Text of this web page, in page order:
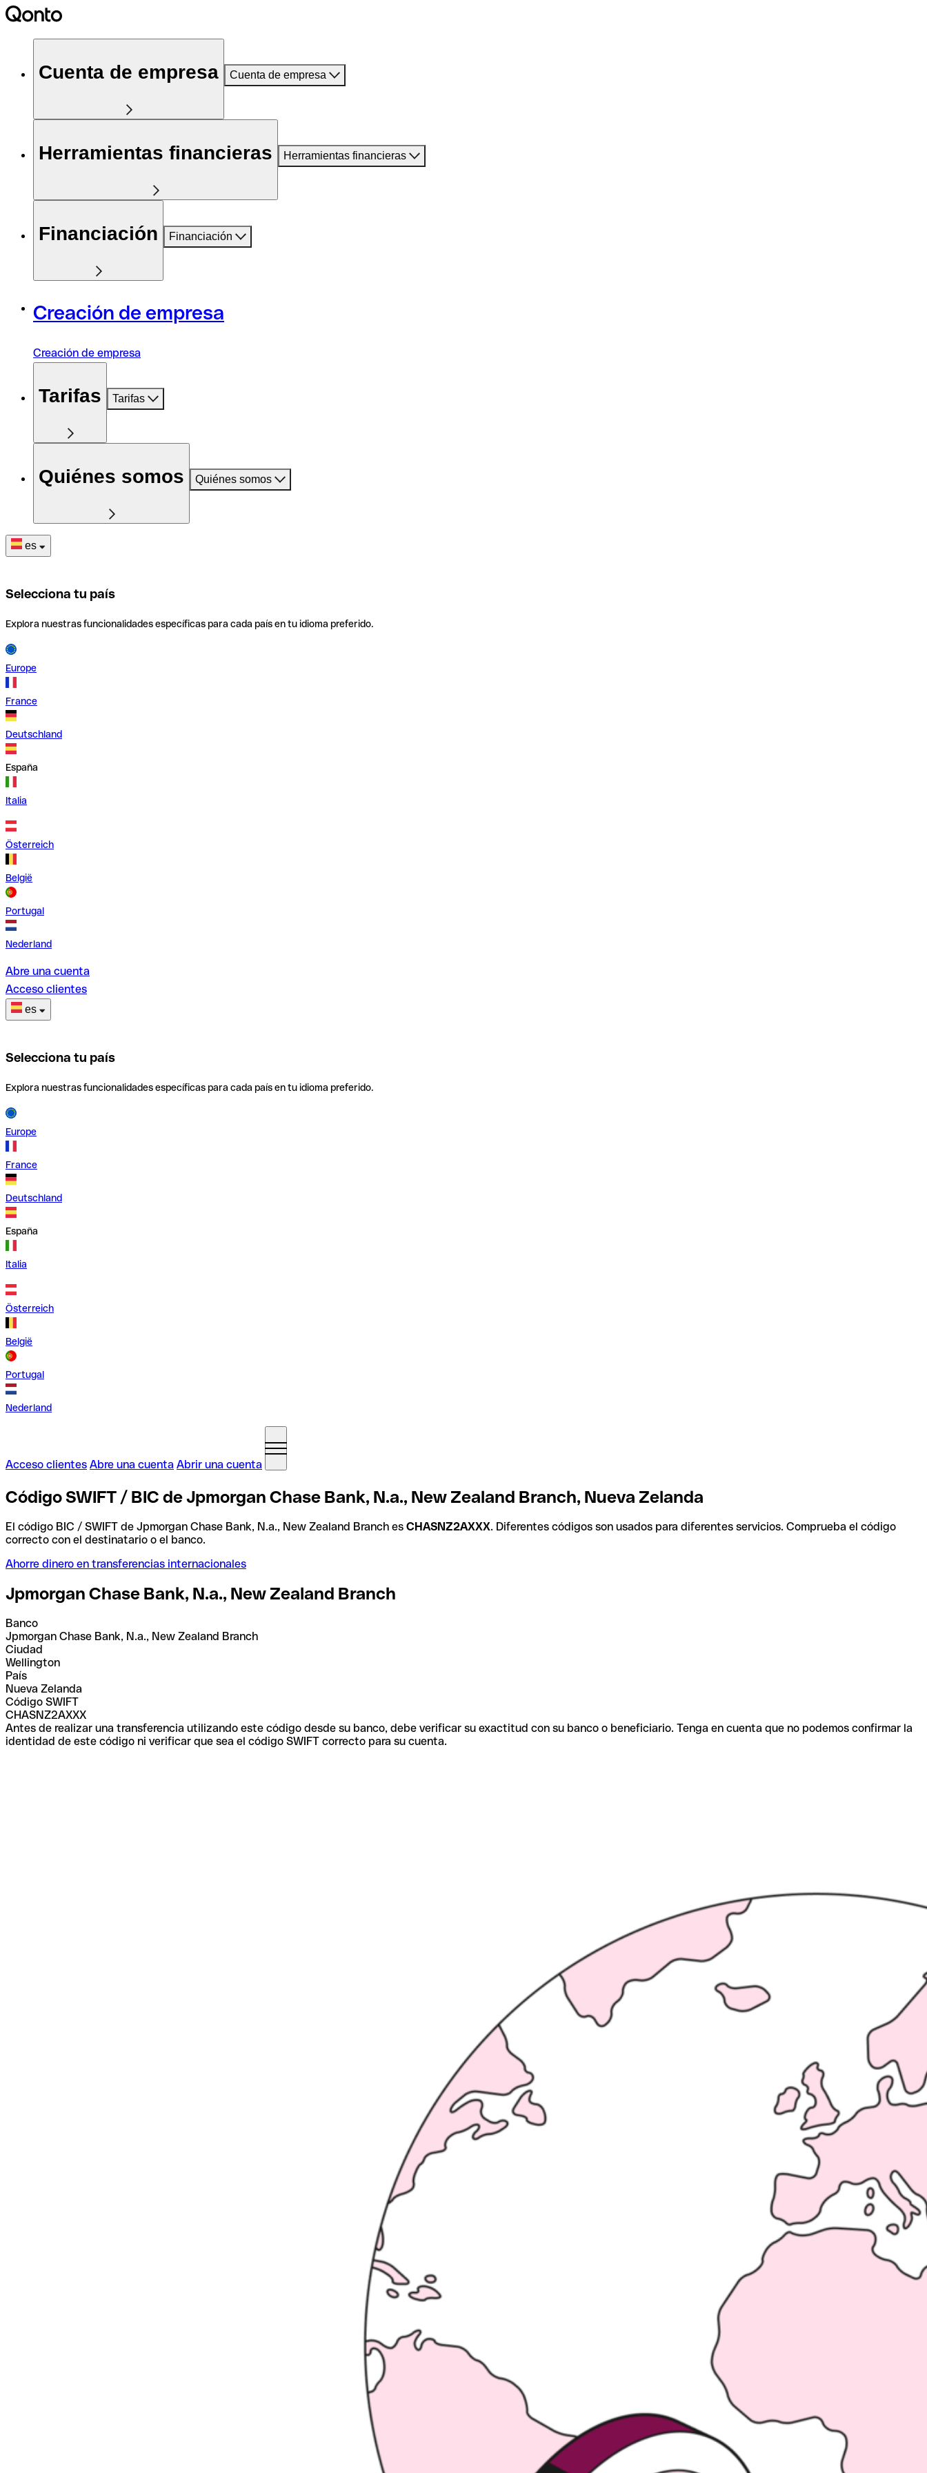
Cuenta de empresa Cuenta de empresa
Herramientas financieras Herramientas financieras
Financiación Financiación
Creación de empresa
Creación de empresa
Tarifas Tarifas
Quiénes somos Quiénes somos
es
Selecciona tu país
Explora nuestras funcionalidades específicas para cada país en tu idioma preferido.
Europe
France
Deutschland
España
Italia
Österreich
België
Portugal
Nederland
Abre una cuenta
Acceso clientes
es
Selecciona tu país
Explora nuestras funcionalidades específicas para cada país en tu idioma preferido.
Europe
France
Deutschland
España
Italia
Österreich
België
Portugal
Nederland
Acceso clientes Abre una cuenta Abrir una cuenta
Código SWIFT / BIC de Jpmorgan Chase Bank, N.a., New Zealand Branch, Nueva Zelanda
El código BIC / SWIFT de Jpmorgan Chase Bank, N.a., New Zealand Branch es CHASNZ2AXXX. Diferentes códigos son usados para diferentes servicios. Comprueba el código
correcto con el destinatario o el banco.
Ahorre dinero en transferencias internacionales
Jpmorgan Chase Bank, N.a., New Zealand Branch
Banco
Jpmorgan Chase Bank, N.a., New Zealand Branch
Ciudad
Wellington
País
Nueva Zelanda
Código SWIFT
CHASNZ2AXXX
Antes de realizar una transferencia utilizando este código desde su banco, debe verificar su exactitud con su banco o beneficiario. Tenga en cuenta que no podemos confirmar la
identidad de este código ni verificar que sea el código SWIFT correcto para su cuenta.